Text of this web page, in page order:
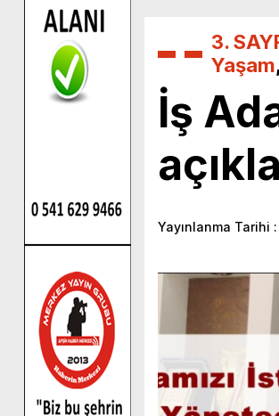
3.
Yaşam
İş
Yayınlanma Tarihi :